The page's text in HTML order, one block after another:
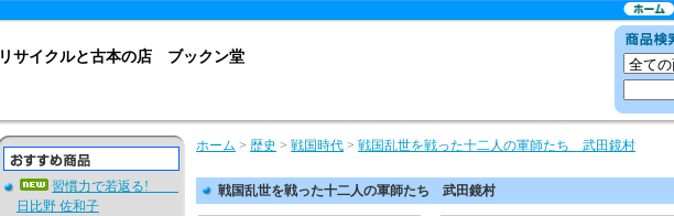
リサイクルと古本の店 ブックン堂
習慣力で若返る!
日比野 佐和子
ホーム > 歴史 > 戦国時代 > 戦国乱世を戦った十二人の軍師たち 武田鏡村
戦国乱世を戦った十二人の軍師たち 武田鏡村